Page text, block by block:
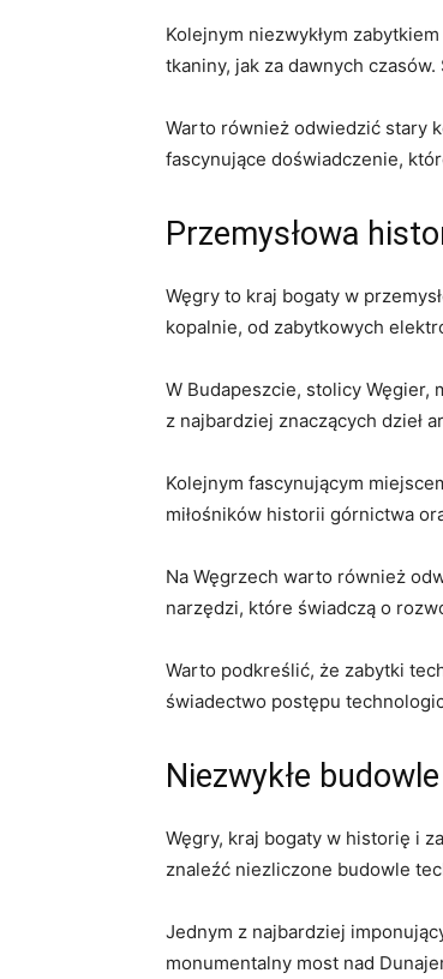
Kolejnym niezwykłym
tkaniny, jak za dawnych
Warto również odwiedzić stary
fascynujące doświadczenie,
Przemysłowa
Węgry to kraj bogaty w
kopalnie, od zabytkowych
W Budapeszcie, stolicy Węgier,
z najbardziej znaczących dzieł
Kolejnym fascynującym
miłośników historii górnictwa
Na Węgrzech warto również
narzędzi, które świadczą o
Warto podkreślić, że zabytki
świadectwo postępu
Niezwykłe
Węgry, kraj bogaty w historię i
znaleźć niezliczone budowle
Jednym z najbardziej
monumentalny most nad